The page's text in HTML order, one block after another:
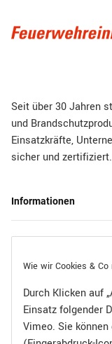
Wie wir Cookies & Co
Durch Klicken auf
Einsatz folgender
Vimeo. Sie
Seit über 30 Jahren
und
Einsatzkräfte,
sicher und zertifiziert.
Informationen
Gesetzliche
Bezahlen Sie